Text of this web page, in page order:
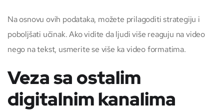
Na osnovu ovih podataka, možete prilagoditi strategiju i
poboljšati učinak. Ako vidite da ljudi više reaguju na video
nego na tekst, usmerite se više ka video formatima.
Veza sa ostalim
digitalnim kanalima